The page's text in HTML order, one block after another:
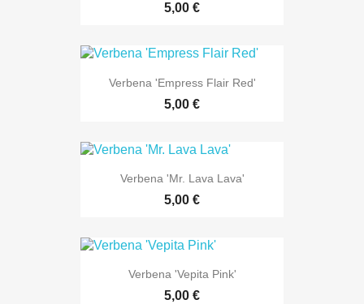
5,00 €
Verbena 'Empress Flair Red'
5,00 €
Verbena 'Mr. Lava Lava'
5,00 €
Verbena 'Vepita Pink'
5,00 €